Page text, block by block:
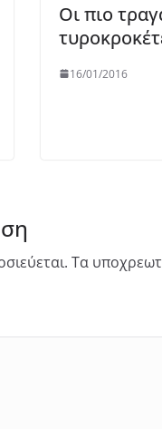
Οι πιο
16/01/2016
Τα